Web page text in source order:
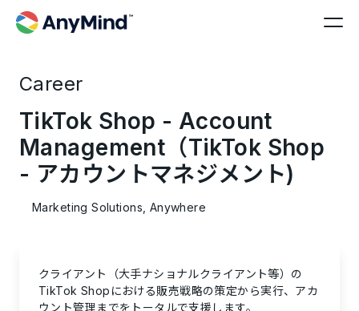
Career
TikTok Shop - Account
Management（TikTok Shop
- アカウントマネジメント)
Marketing Solutions, Anywhere
クライアント（大手ナショナルクライアント等）の
TikTok Shopにおける販売戦略の策定から実行、アカ
ウント管理までをトータルで支援します。